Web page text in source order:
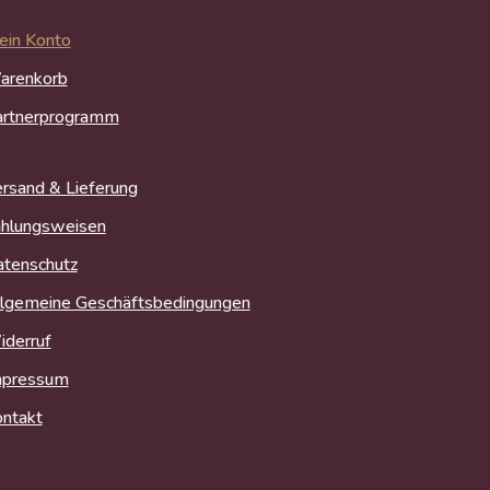
Konto
& Lieferung
Geschäftsbedingungen